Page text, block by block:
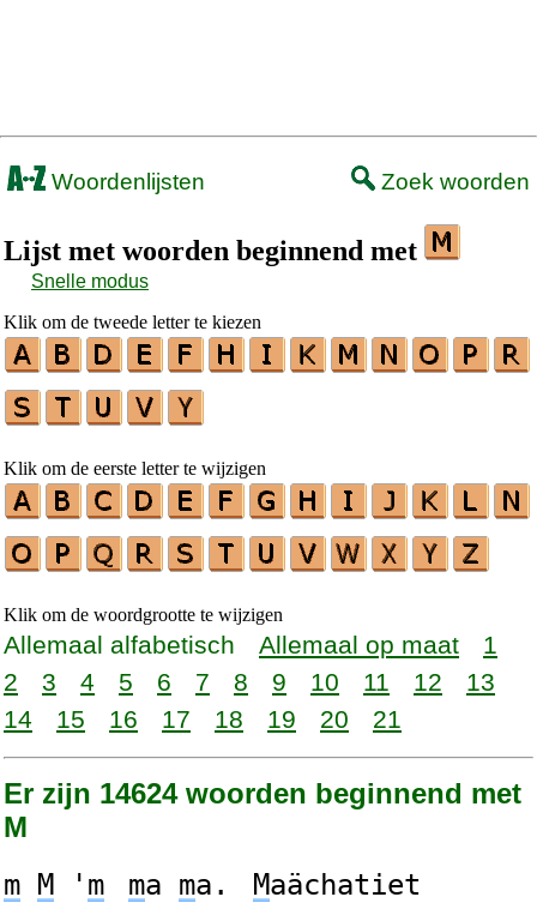
Woordenlijsten Zoek woorden
Lijst met woorden beginnend met
Snelle modus
Klik om de tweede letter te kiezen
Klik om de eerste letter te wijzigen
Klik om de woordgrootte te wijzigen
Allemaal alfabetisch Allemaal op maat
1
2
3 4 5 6 7 8 9 10 11 12
13
14
15 16 17 18 19 20 21
Er zijn 14624 woorden beginnend met
M
m M ' m ma ma. Maächatiet